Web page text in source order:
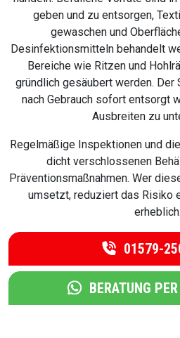
geben und zu entsorgen,
gewaschen und
Desinfektionsmitteln behandelt
Bereiche wie Ritzen und
gründlich gesäubert werden. Der
nach Gebrauch sofort entsorgt
Ausbreiten zu
Regelmäßige Inspektionen und
dicht verschlossenen
Präventionsmaßnahmen. Wer
umsetzt, reduziert das Risiko
erheblich.
01579-
BERATUNG